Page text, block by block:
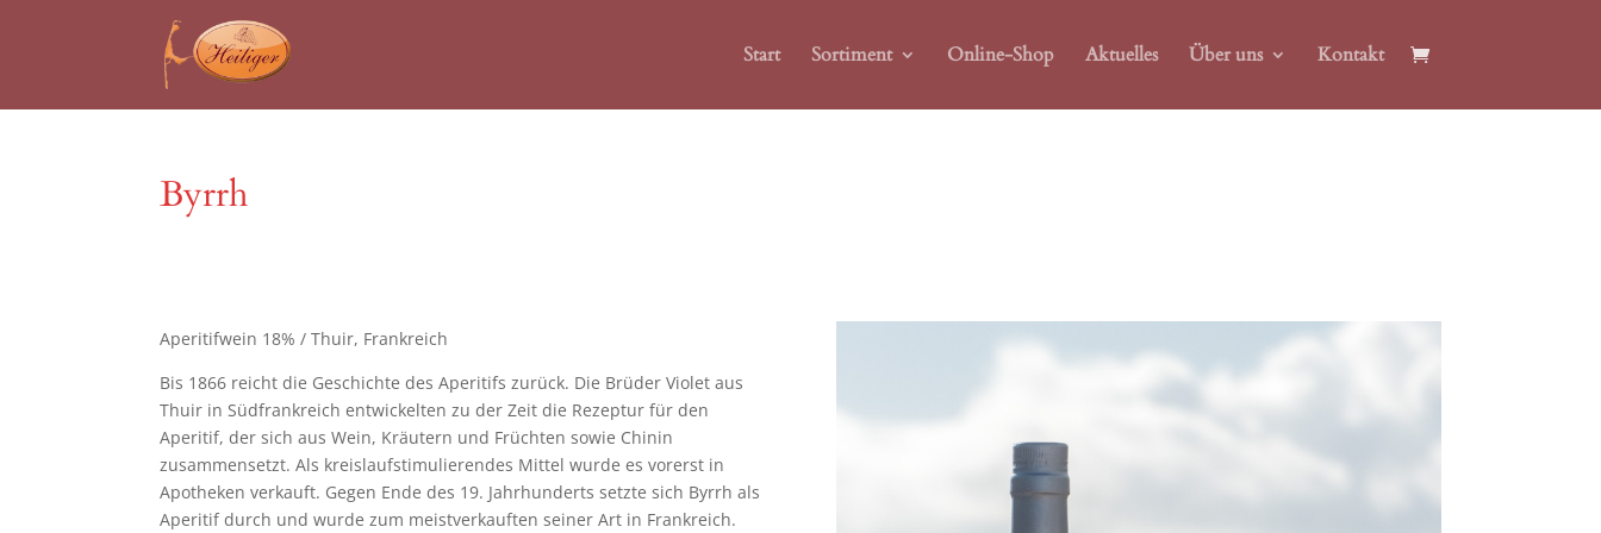
Start Sortiment Online-Shop Aktuelles Über uns Kontakt
Byrrh
Aperitifwein 18% / Thuir, Frankreich
Bis 1866 reicht die Geschichte des Aperitifs zurück. Die Brüder Violet aus
Thuir in Südfrankreich entwickelten zu der Zeit die Rezeptur für den
Aperitif, der sich aus Wein, Kräutern und Früchten sowie Chinin
zusammensetzt. Als kreislaufstimulierendes Mittel wurde es vorerst in
Apotheken verkauft. Gegen Ende des 19. Jahrhunderts setzte sich Byrrh als
Aperitif durch und wurde zum meistverkauften seiner Art in Frankreich.